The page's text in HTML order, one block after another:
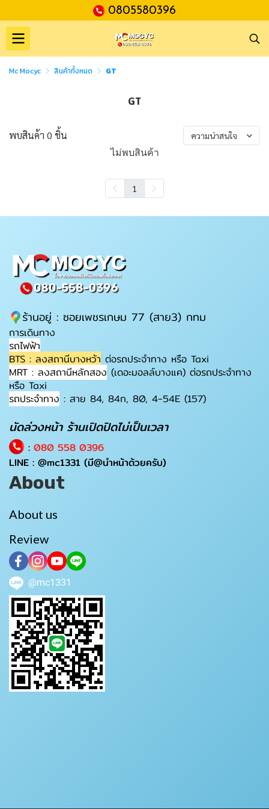
0805580396
Mc Mocyc สินค้าทั้งหมด GT
GT
พบสินค้า 0 ชิ้น ความน่าสนใจ
ไม่พบสินค้า
1
ร้านอยู่ : ซอยเพชรเกษม 77 (สาย3) กทม
การเดินทาง
รถไฟฟ้า
BTS : ลงสถานีบางหว้า ต่อรถประจำทาง หรือ Taxi
MRT : ลงสถานีหลักสอง (เดอะมอลล์บางแค) ต่อรถประจำทาง
หรือ Taxi
รถประจำทาง : สาย 84, 84ก, 80, 4-54E (157)
นัดล่วงหน้า ร้านเปิดปิดไม่เป็นเวลา
: 080 558 0396
LINE : @mc1331 (มี@นำหน้าด้วยครับ)
About
About us
Review
@mc1331